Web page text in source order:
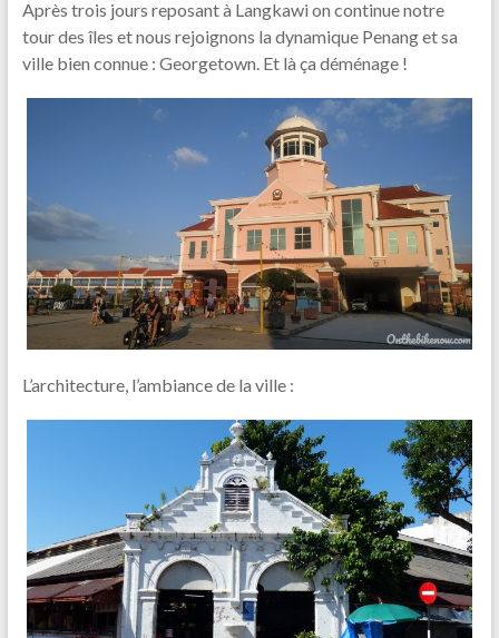
Après trois jours reposant à Langkawi on continue notre
tour des îles et nous rejoignons la dynamique Penang et sa
ville bien connue : Georgetown. Et là ça déménage !
L’architecture, l’ambiance de la ville :